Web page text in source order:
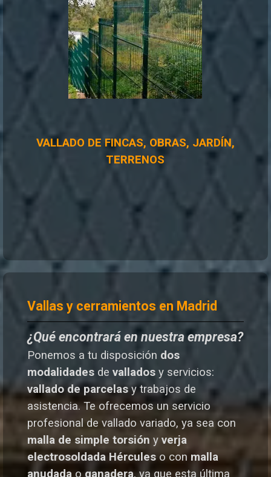
VALLADO DE FINCAS, OBRAS, JARDÍN,
TERRENOS
Vallas y cerramientos en Madrid
¿Qué encontrará en nuestra empresa?
Ponemos a tu disposición dos
modalidades de vallados y servicios:
vallado de parcelas y trabajos de
asistencia. Te ofrecemos un servicio
profesional de vallado variado, ya sea con
malla de simple torsión y verja
electrosoldada Hércules o con malla
anudada o ganadera, ya que esta última